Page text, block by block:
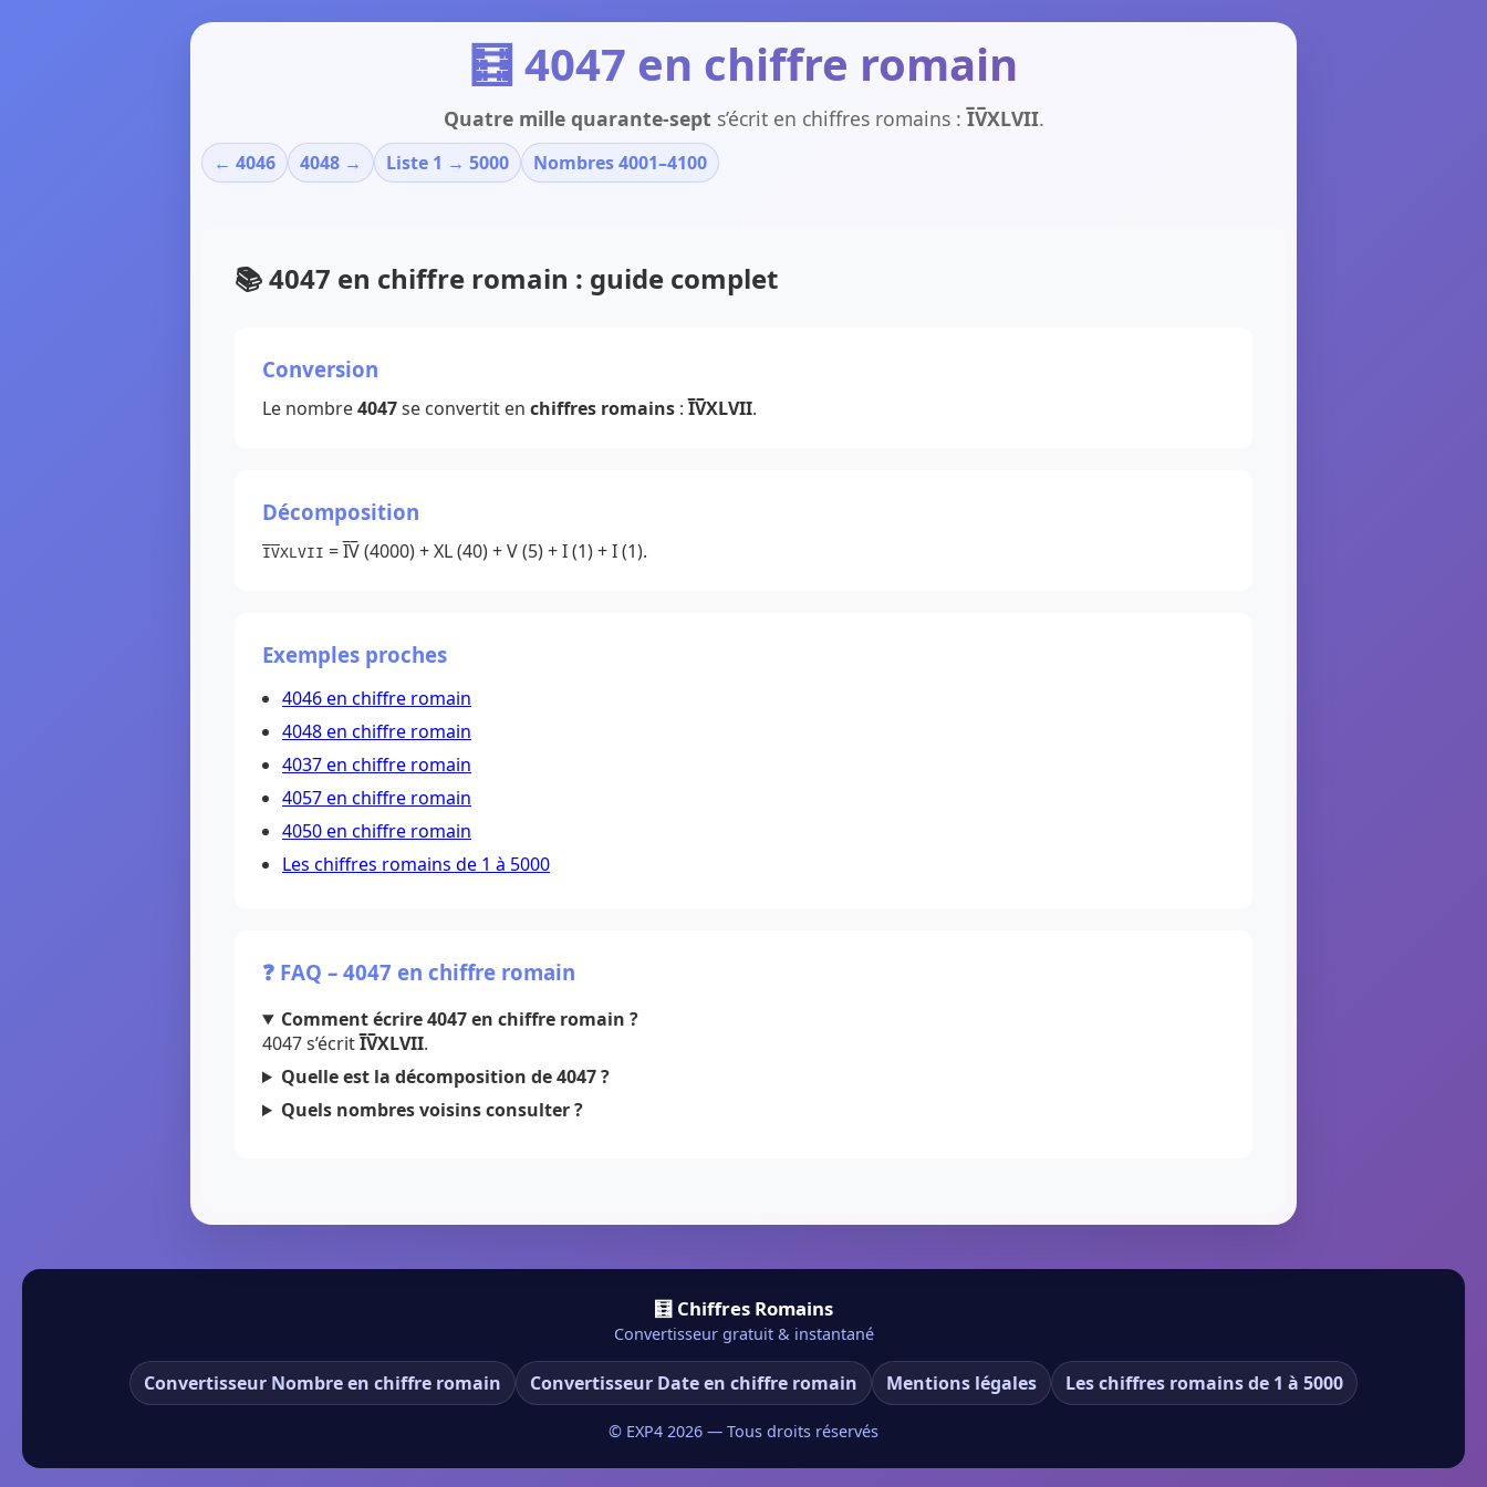
🧮 4047 en chiffre romain
Quatre mille quarante-sept s’écrit en chiffres romains :I̅V̅XLVII.
← 4046 4048 → Liste 1 → 5000 Nombres 4001–4100
📚 4047 en chiffre romain : guide complet
Conversion
Le nombre4047se convertit en chiffres romains :I̅V̅XLVII.
Décomposition
I̅V̅XLVII = I̅V̅ (4000) + XL (40) + V (5) + I (1) + I (1).
Exemples proches
4046 en chiffre romain
4048 en chiffre romain
4037 en chiffre romain
4057 en chiffre romain
4050 en chiffre romain
Les chiffres romains de 1 à 5000
❓ FAQ – 4047 en chiffre romain
Comment écrire 4047 en chiffre romain ?
4047 s’écritI̅V̅XLVII.
Quelle est la décomposition de 4047 ?
Quels nombres voisins consulter ?
🧮 Chiffres Romains
Convertisseur gratuit & instantané
Convertisseur Nombre en chiffre romain Convertisseur Date en chiffre romain Mentions légales Les chiffres romains de 1 à 5000
© EXP4 2026 — Tous droits réservés